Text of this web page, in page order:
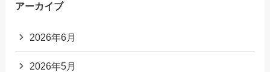
アーカイブ
2026年6月
2026年5月